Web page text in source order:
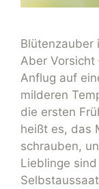
Blütenzauber
Aber Vorsicht
Anflug auf
milderen
die ersten
heißt es, das
schrauben,
Lieblinge